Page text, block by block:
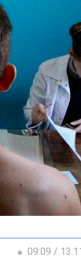
09:09 /